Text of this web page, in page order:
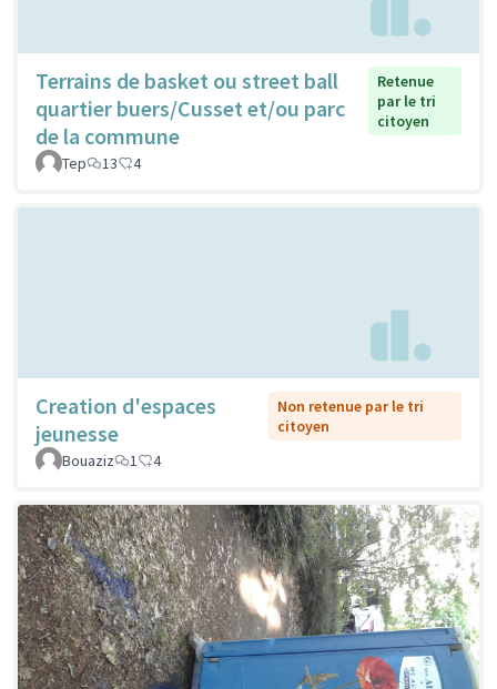
Terrains de basket ou street ball
quartier buers/Cusset et/ou parc
de la commune
Retenue
par le tri
citoyen
Tep 13 4
Creation d'espaces
jeunesse
Non retenue par le tri
citoyen
Bouaziz
1 4